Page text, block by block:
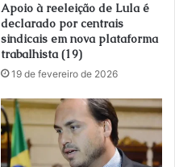
Apoio à reeleição de Lula é
declarado por centrais
sindicais em nova plataforma
trabalhista (19)
19 de fevereiro de 2026